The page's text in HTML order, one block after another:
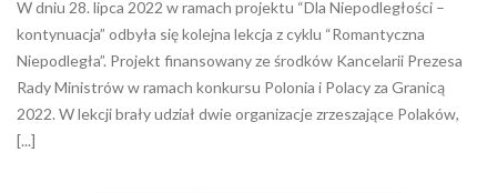
W dniu 28. lipca 2022 w ramach projektu “Dla Niepodległości –
kontynuacja” odbyła się kolejna lekcja z cyklu “Romantyczna
Niepodległa”. Projekt finansowany ze środków Kancelarii Prezesa
Rady Ministrów w ramach konkursu Polonia i Polacy za Granicą
2022. W lekcji brały udział dwie organizacje zrzeszające Polaków,
[...]